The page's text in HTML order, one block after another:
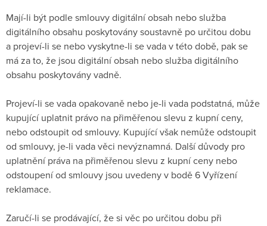
Mají-li být podle smlouvy digitální obsah nebo služba
digitálního obsahu poskytovány soustavně po určitou dobu
a projeví-li se nebo vyskytne-li se vada v této době, pak se
má za to, že jsou digitální obsah nebo služba digitálního
obsahu poskytovány vadně.
Projeví-li se vada opakovaně nebo je-li vada podstatná, může
kupující uplatnit právo na přiměřenou slevu z kupní ceny,
nebo odstoupit od smlouvy. Kupující však nemůže odstoupit
od smlouvy, je-li vada věci nevýznamná. Další důvody pro
uplatnění práva na přiměřenou slevu z kupní ceny nebo
odstoupení od smlouvy jsou uvedeny v bodě 6 Vyřízení
reklamace.
Zaručí-li se prodávající, že si věc po určitou dobu při